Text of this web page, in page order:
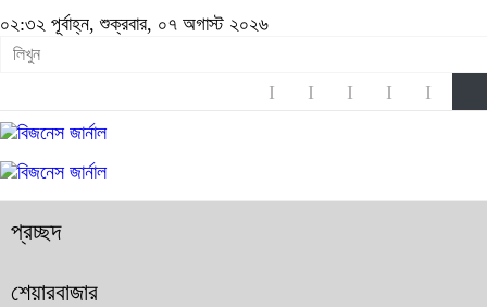
০২:৩২ পূর্বাহ্ন, শুক্রবার, ০৭ অগাস্ট ২০২৬
প্রচ্ছদ
শেয়ারবাজার